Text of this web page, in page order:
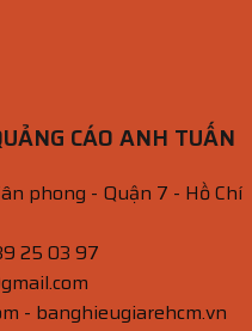
CÁO ANH TUẤN
phong - Quận 7 - Hồ Chí
25 03 97
- banghieugiarehcm.vn